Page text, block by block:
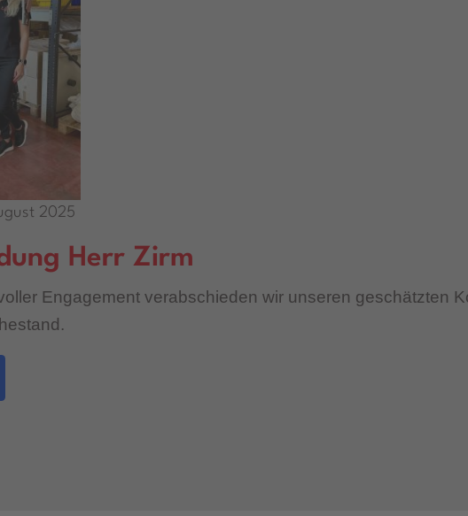
2025
Herr Zirm
Engagement verabschieden wir unseren geschätzten